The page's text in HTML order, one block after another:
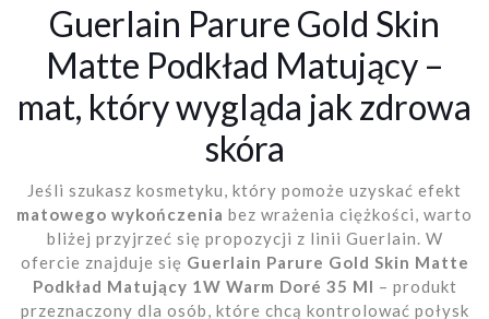
Guerlain Parure Gold Skin
Matte Podkład Matujący –
mat, który wygląda jak zdrowa
skóra
Jeśli szukasz kosmetyku, który pomoże uzyskać efekt
matowego wykończenia bez wrażenia ciężkości, warto
bliżej przyjrzeć się propozycji z linii Guerlain. W
ofercie znajduje się Guerlain Parure Gold Skin Matte
Podkład Matujący 1W Warm Doré 35 Ml – produkt
przeznaczony dla osób, które chcą kontrolować połysk